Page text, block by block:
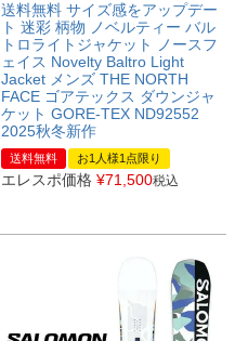
送料無料 サイズ感をアップデー
ト 迷彩 柄物 ノベルティー バル
トロライトジャケット ノースフ
ェイス Novelty Baltro Light
Jacket メンズ THE NORTH
FACE ゴアテックス ダウンジャ
ケット GORE-TEX ND92552
2025秋冬新作
送料無料 お1人様1点限り
エレスポ価格 ¥71,500税込